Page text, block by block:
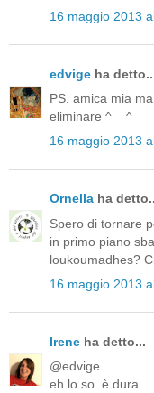
16 maggio 2013
edvige ha
PS. amica mia
eliminare ^__^
16 maggio 2013
Ornella ha
Spero di tornare
in primo piano
loukoumadhes?
16 maggio 2013
Irene ha detto...
@edvige
eh lo so. è